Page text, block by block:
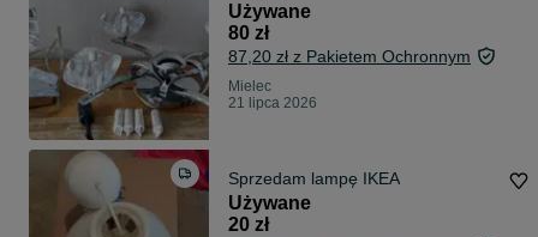
Używane
80 zł
87,20 zł z Pakietem Ochronnym
Mielec
21 lipca 2026
Sprzedam lampę IKEA
Używane
20 zł